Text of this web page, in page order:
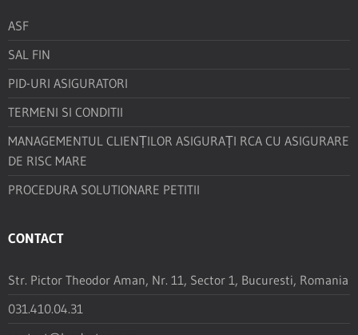
ASF
SAL FIN
PID-URI ASIGURATORI
TERMENI SI CONDITII
MANAGEMENTUL CLIENȚILOR ASIGURAȚI RCA CU ASIGURARE
DE RISC MARE
PROCEDURA SOLUTIONARE PETITII
CONTACT
Str. Pictor Theodor Aman, Nr. 11, Sector 1, Bucuresti, Romania
031.410.04.31